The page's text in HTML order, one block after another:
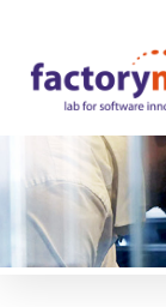
CHI SIAMO
SVILUPPO E